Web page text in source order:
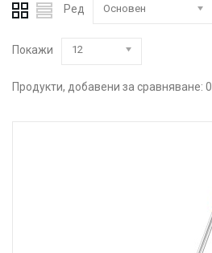
Ред Основен
Покажи 12
Продукти, добавени за сравняване: 0